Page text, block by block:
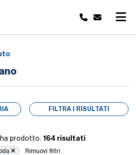
FILTRA I RISULTATI
prodotto: 164 risultati
Rimuovi filtri